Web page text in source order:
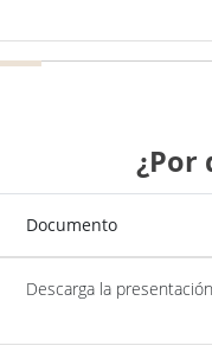
¿Por
Documento
Descarga la presentación